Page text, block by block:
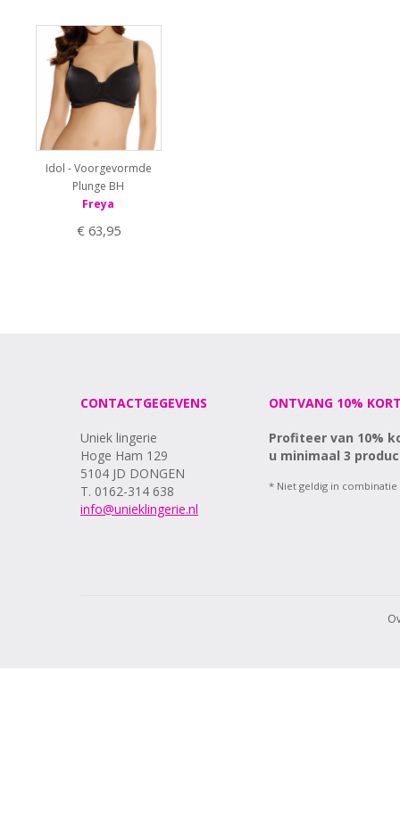
Idol - Voorgevormde
Plunge BH
Freya
€ 63,95
CONTACTGEGEVENS
Uniek lingerie
Hoge Ham 129
5104 JD DONGEN
T. 0162-314 638
info@unieklingerie.nl
ONTVANG 10%
Profiteer van 10%
u minimaal 3
* Niet geldig in